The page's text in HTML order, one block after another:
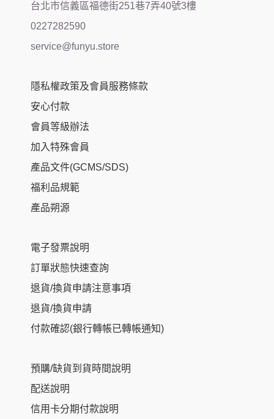
台北市信義區福德街251巷7弄40號3樓
0227282590
service@funyu.store
隱私權政策及會員服務條款
安心付款
會員等級辦法
加入特殊會員
產品文件(GCMS/SDS)
福利品規範
產品朔源
電子發票說明
訂單狀態快速查詢
退貨/換貨申請注意事項
退貨/換貨申請
付款確認(銀行轉帳已轉帳通知)
預購/缺貨到貨時間說明
配送說明
信用卡分期付款說明